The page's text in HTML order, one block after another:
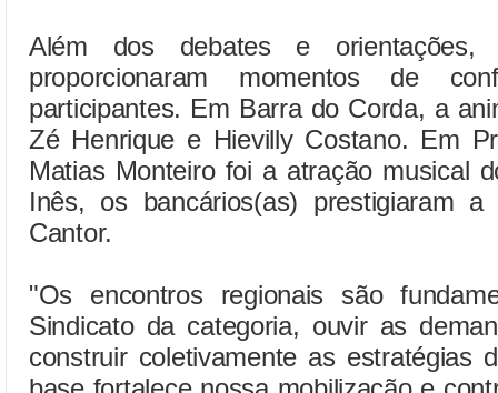
Além dos debates e orientações,
proporcionaram momentos de
participantes. Em Barra do Corda, a
Zé Henrique e Hievilly Costano. Em
Matias Monteiro foi a atração musical
Inês, os bancários(as) prestigiaram
Cantor.
"Os encontros regionais são
Sindicato da categoria, ouvir as
construir coletivamente as estratégias